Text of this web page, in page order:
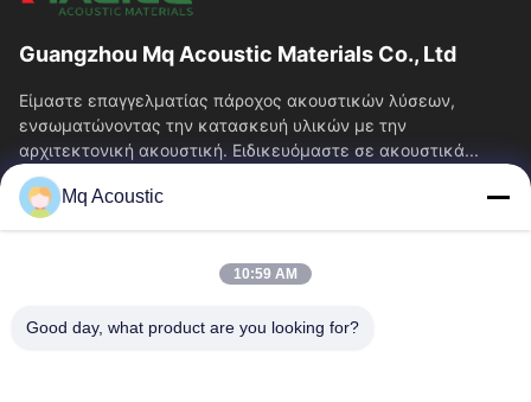
Guangzhou Mq Acoustic Materials Co., Ltd
Είμαστε επαγγελματίας πάροχος ακουστικών λύσεων,
ενσωματώνοντας την κατασκευή υλικών με την
αρχιτεκτονική ακουστική. Ειδικευόμαστε σε ακουστικά...
Γρήγορες Συνδέσεις
Σπίτι
Σχετικά Με Εμάς
Επικοινωνήστε Μαζί Μας
Ζητήστε Μια Προσφορά
Mq Acoustic
10:59 AM
Good day, what product are you looking for?